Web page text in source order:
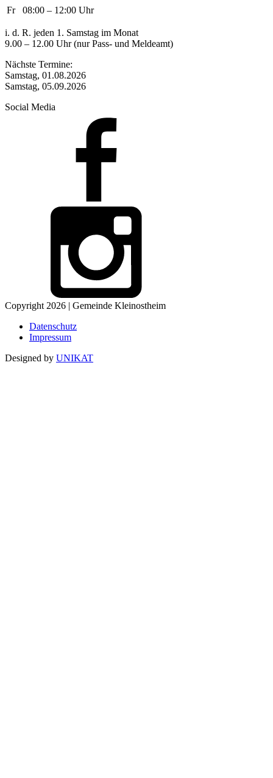
Fr
08:00 – 12:00 Uhr
i. d. R. jeden 1. Samstag im Monat
9.00 – 12.00 Uhr (nur Pass- und Meldeamt)
Nächste Termine:
Samstag, 01.08.2026
Samstag, 05.09.2026
Social Media
Copyright 2026 | Gemeinde Kleinostheim
Datenschutz
Impressum
Designed by UNIKAT